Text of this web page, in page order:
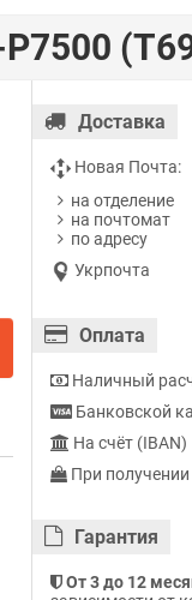
Доставка
Новая Почта:
на отделение
на почтомат
по адресу
Укрпочта
Оплата
Наличный
Банковской
На счёт (IBAN)
При получении
Гарантия
От 3 до 12